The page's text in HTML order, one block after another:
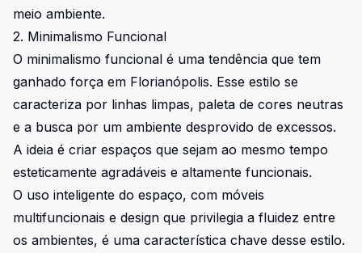
meio ambiente.
2. Minimalismo Funcional
O minimalismo funcional é uma tendência que tem
ganhado força em Florianópolis. Esse estilo se
caracteriza por linhas limpas, paleta de cores neutras
e a busca por um ambiente desprovido de excessos.
A ideia é criar espaços que sejam ao mesmo tempo
esteticamente agradáveis e altamente funcionais.
O uso inteligente do espaço, com móveis
multifuncionais e design que privilegia a fluidez entre
os ambientes, é uma característica chave desse estilo.